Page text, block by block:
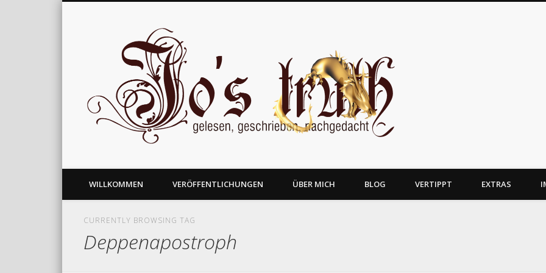
gelesen, geschrieben und nachgedacht
WILLKOMMEN VERÖFFENTLICHUNGEN ÜBER MICH BLOG VERTIPPT EXTRAS
CURRENTLY BROWSING TAG
Deppenapostroph